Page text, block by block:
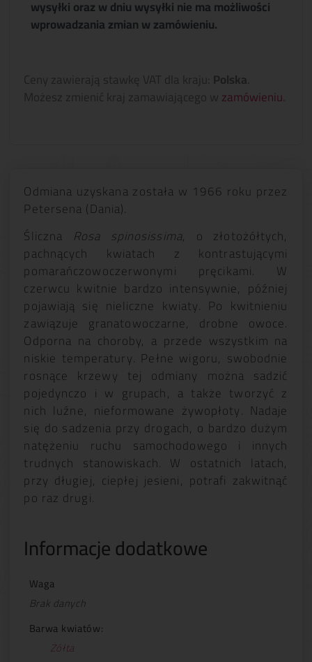
wysyłki oraz w dniu wysyłki nie ma możliwości
wprowadzania zmian w zamówieniu.
Ceny zawierają stawkę VAT dla kraju: Polska
Możesz zmienić kraj zamawiającego wzamówieniu
Odmiana uzyskana została w 1966 roku przez
Petersena (Dania).
Śliczna Rosa spinosissima, o złotożółtych,
pachnących kwiatach z kontrastującymi
pomarańczowoczerwonymi pręcikami. W
czerwcu kwitnie bardzo intensywnie, później
pojawiają się nieliczne kwiaty. Po kwitnieniu
zawiązuje granatowoczarne, drobne owoce.
Odporna na choroby, a przede wszystkim na
niskie temperatury. Pełne wigoru, swobodnie
rosnące krzewy tej odmiany można sadzić
pojedynczo i w grupach, a także tworzyć z
nich luźne, nieformowane żywopłoty. Nadaje
się do sadzenia przy drogach, o bardzo dużym
natężeniu ruchu samochodowego i innych
trudnych stanowiskach. W ostatnich latach,
przy długiej, ciepłej jesieni, potrafi zakwitnąć
po raz drugi.
Informacje dodatkowe
Waga
Brak danych
Barwa kwiatów:
Żółta